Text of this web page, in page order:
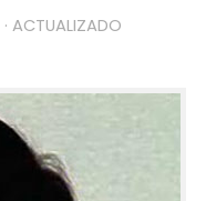
· ACTUALIZADO